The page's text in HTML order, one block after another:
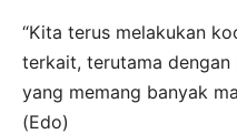
“Kita terus melakukan
terkait, terutama dengan
yang memang banyak
(Edo)